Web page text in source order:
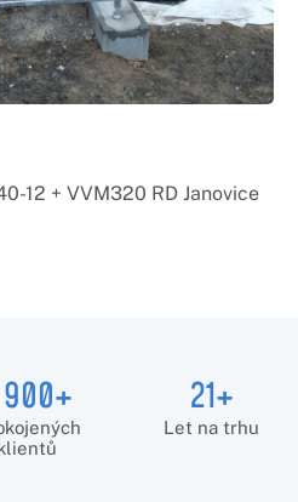
12 + VVM320 RD Janovice
21+
Let na trhu